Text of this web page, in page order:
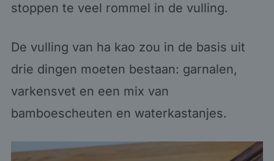
stoppen te veel rommel in de vulling.
De vulling van ha kao zou in de basis uit
drie dingen moeten bestaan: garnalen,
varkensvet en een mix van
bamboescheuten en waterkastanjes.